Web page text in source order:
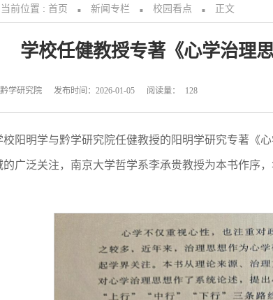
当前位置 :首页 ■ 新闻专栏 ■ 校园看点 ■ 正文
学校任健教授专著《心学治理
学研究院 发布时间：2026-01-05 阅读量： 128
校阳明学与黔学研究院任健教授的阳明学研究专著《
的广泛关注，南京大学哲学系李承贵教授为本书作序